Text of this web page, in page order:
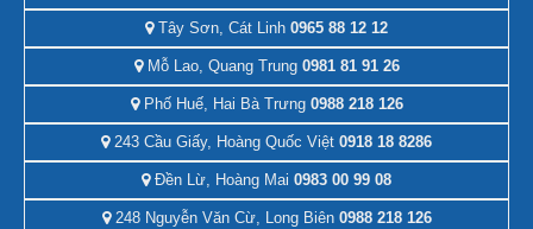
Tây Sơn, Cát Linh 0965 88 12 12
Mỗ Lao, Quang Trung0981 81 91 26
Phố Huế, Hai Bà Trưng0988 218 126
243 Cầu Giấy, Hoàng Quốc Việt 0918 18 8286
Đền Lừ, Hoàng Mai 0983 00 99 08
248 Nguyễn Văn Cừ, Long Biên0988 218 126